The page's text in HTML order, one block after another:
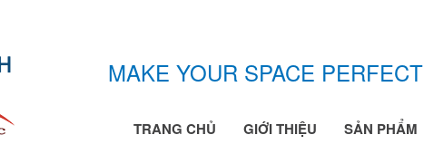
MAKE YOUR SPACE PERFECT
TRANG CHỦ GIỚI THIỆU SẢN PHẨM